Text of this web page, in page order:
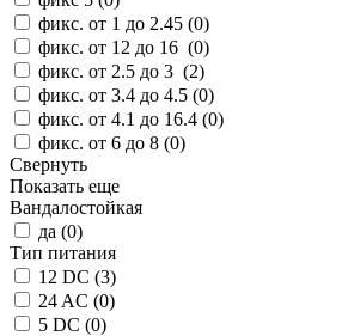
фикс. от 1 до 2.45 (0)
фикс. от 12 до 16 (0)
фикс. от 2.5 до 3 (2)
фикс. от 3.4 до 4.5 (0)
фикс. от 4.1 до 16.4 (0)
фикс. от 6 до 8 (0)
Свернуть
Показать еще
Вандалостойкая
да (0)
Тип питания
12 DC (3)
24 AC (0)
5 DC (0)